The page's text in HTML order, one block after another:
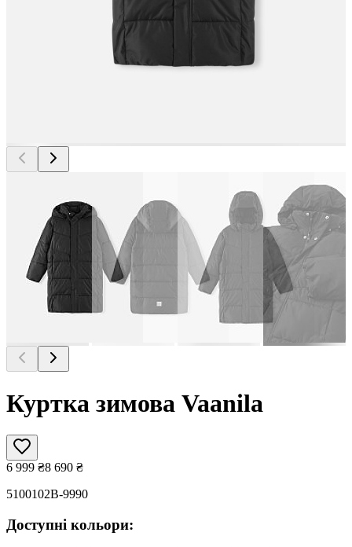
Куртка зимова Vaanila
6 999 ₴8 690 ₴
5100102B-9990
Доступні кольори: